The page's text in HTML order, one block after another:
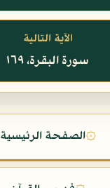
الآية التالية
سورة البقرة، ١٦٩
۞الصفحة الرئيسية